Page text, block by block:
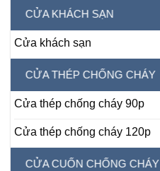
CỬA KHÁCH SẠN
Cửa khách sạn
CỬA THÉP CHỐNG CHÁY
Cửa thép chống cháy 90p
Cửa thép chống cháy 120p
CỬA CUỐN CHỐNG CHÁY